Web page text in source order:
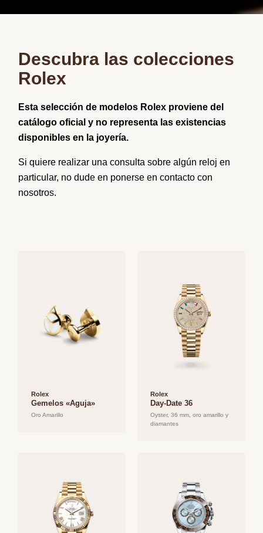
Descubra las colecciones
Rolex
Esta selección de modelos Rolex proviene del
catálogo oficial y no representa las existencias
disponibles en la joyería.
Si quiere realizar una consulta sobre algún reloj en
particular, no dude en ponerse en contacto con
nosotros.
Rolex
Gemelos «Aguja»
Oro Amarillo
Rolex
Day-Date 36
Oyster, 36 mm, oro amarillo y
diamantes